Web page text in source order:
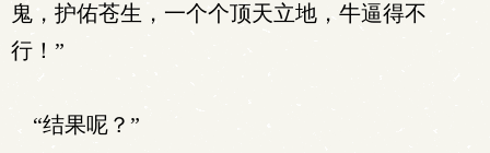
鬼，护佑苍生，一个个顶天立地，牛逼得不
行！”
“结果呢？”